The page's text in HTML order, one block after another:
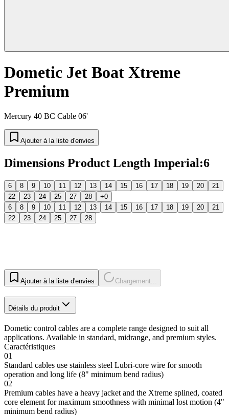
Dometic Jet Boat Xtreme
Premium
Mercury 40 BC Cable 06'
Ajouter à la liste d'envies
Dimensions Product Length Imperial:6
6 8 9 10 11 12 13 14 15 16 17 18 19 20
21
22
23 24 25 27 28
+0
6
8 9 10 11 12 13 14 15 16 17 18 19 20
21
22
23 24 25 27 28
Ajouter à la liste d'envies Chargement...
Détails du produit
Dometic control cables are a complete range designed to suit all
applications. Available in standard, midrange, and premium styles.
Caractéristiques
01
Standard cables use stainless steel Lubri-core wire for smooth
operation and long life (8" minimum bend radius)
02
Premium cables have a heavy jacket and the Xtreme splined, coated
core element for maximum smoothness with minimal lost motion (4"
minimum bend radius)